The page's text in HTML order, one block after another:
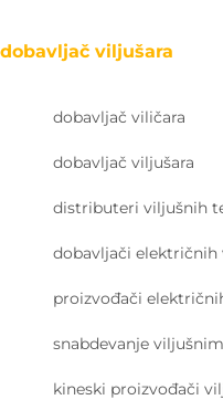
dobavljač viljušara
dobavljač viličara
dobavljač viljušara
distributeri viljušnih
dobavljači električnih
proizvođači
snabdevanje
kineski proizvođači